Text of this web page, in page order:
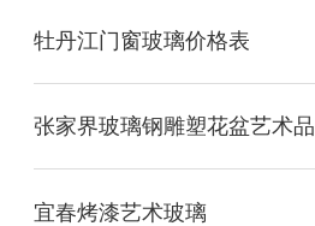
牡丹江门窗玻璃价格表
张家界玻璃钢雕塑花盆艺术品
宜春烤漆艺术玻璃